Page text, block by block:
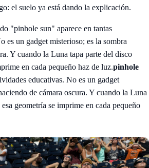
el suelo ya está dando la explicación.
"pinhole sun" aparece en tantas
es un gadget misterioso; es la sombra
Y cuando la Luna tapa parte del disco
en cada pequeño haz de luz.pinhole
educativas. No es un gadget
de cámara oscura. Y cuando la Luna
geometría se imprime en cada pequeño